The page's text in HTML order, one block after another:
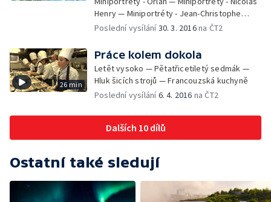
Henry — Miniportréty - Jean-Christophe
Averty — Miniportréty - Lil Tai Z
Poslední vysílání30. 3. 2016na ČT2
26 min
Práce kolem dokola
Letět vysoko — Pětatřicetiletý sedmák —
Hluk šicích strojů — Francouzská kuchyně
Poslední vysílání6. 4. 2016 na ČT2
Dalších 10 dílů
Ostatní také sledují